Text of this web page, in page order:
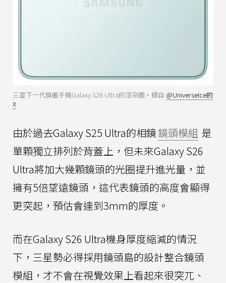
三星下一代旗艦手機Galaxy S26 Ultra的渲染圖。擷自 @UniverseIce的
X
由於過去Galaxy S25 Ultra的相鏡鏡頭模組 是
單顆獨立排列於背蓋上，但未來Galaxy S26
Ultra將加大幾顆鏡頭的光圈提升進光量，並
擁有5倍望遠鏡頭，這代表鏡頭的高度會顯得
更突起，預估會達到3mm的厚度。
而在Galaxy S26 Ultra機身厚度縮減的情況
下，三星勢必得採用鏡頭島的設計整合鏡頭
模組，才不會在視覺效果上看起來很突兀、